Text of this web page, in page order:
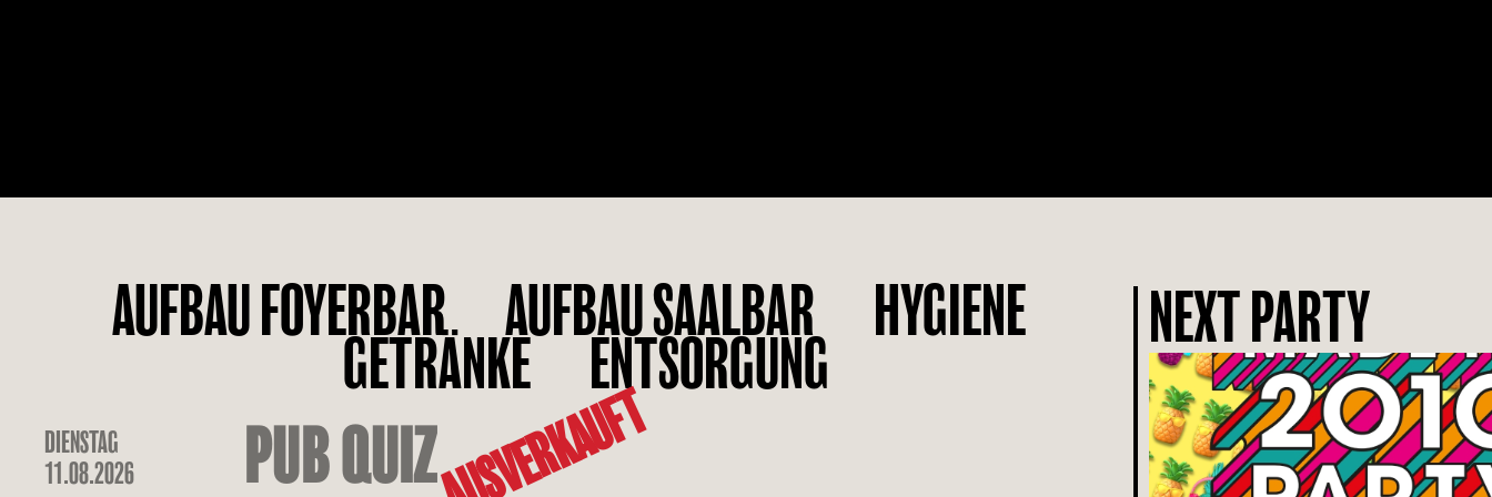
AUFBAU FOYERBAR AUFBAU SAALBAR HYGIENE
GETRÄNKE ENTSORGUNG
DIENSTAG
11.08.2026
PUB QUIZAUSVERKAUFT
NEXT PARTY